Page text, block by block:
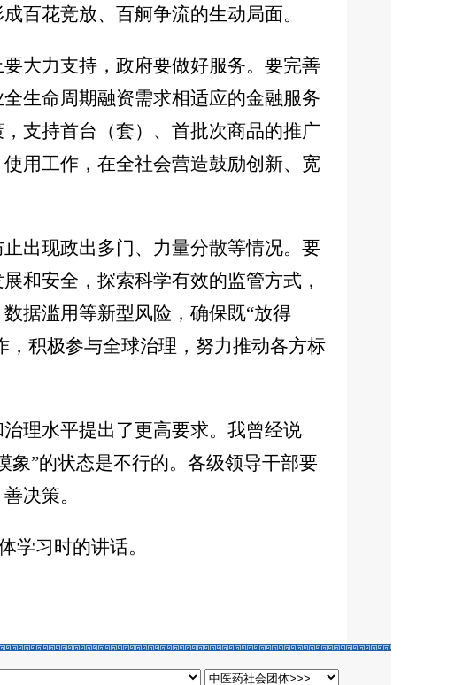
百花竞放、百舸争流的生动局面。
大力支持，政府要做好服务。要完善
生命周期融资需求相适应的金融服务
支持首台（套）、首批次商品的推广
用工作，在全社会营造鼓励创新、宽
出现政出多门、力量分散等情况。要
和安全，探索科学有效的监管方式，
据滥用等新型风险，确保既“放得
，积极参与全球治理，努力推动各方标
理水平提出了更高要求。我曾经说
象”的状态是不行的。各级领导干部要
决策。
学习时的讲话。